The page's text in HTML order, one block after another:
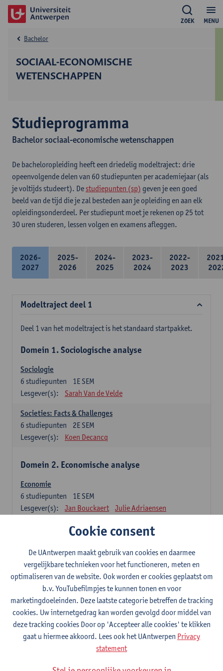
MENU
ZOEK
SOCIAAL-ECONOMISCHE
WETENSCHAPPEN
Bachelor
Studieprogramma
Bachelor sociaal-economische wetenschappen
De bacheloropleiding heeft een driedelig modeltraject: drie
opeenvolgende delen van 60 studiepunten per academiejaar (als
je voltijds studeert). De studiepunten (sp) geven je een goed
beeld van de tijd die je zal besteden aan je opleiding en aan elk
opleidingsonderdeel. Per studiepunt moet je rekenen op 25 tot
30 uren studeren, lessen volgen en examens afleggen.
2026-
2027
2025-
2026
2024-
2025
2023-
2024
2022-
2023
Modeltraject deel 1
Deel 1 van het modeltraject is het standaard startpakket.
Domein 1. Sociologische analyse
Sociologie
1E SEM
6 studiepunten
Lesgever(s):
Sarah Van de Velde
Societies: Facts & Challenges
2E SEM
6 studiepunten
Lesgever(s):
Koen Decancq
Domein 2. Economische analyse
Economie
1E SEM
6 studiepunten
Lesgever(s):
Jan Bouckaert Julie Adriaensen
Domein 3. Bedrijfseconomie
Accountancy
1E/2E SEM
6studiepunten
Lesgever(s):
Tom Van Caneghem Christine Lippens
Domein 6. Kwantitatieve methoden
Beschrijvende statistiek en kansrekenen
2E SEM
3studiepunten
Stephan Van der Veeken
Cookie consent
De UAntwerpen maakt gebruik van cookies en daarmee
vergelijkbare technieken voor het functioneren, meten en
optimaliseren van de website. Ook worden er cookies geplaatst om
b.v. YouTubefilmpjes te kunnen tonen en voor
marketingdoeleinden. Deze laatste categorie betreffen de tracking
cookies. Uw internetgedrag kan worden gevolgd door middel van
deze tracking cookies Door op 'Accepteer alle cookies' te klikken
gaat u hiermee akkoord. Lees ook het UAntwerpen Privacy
statement